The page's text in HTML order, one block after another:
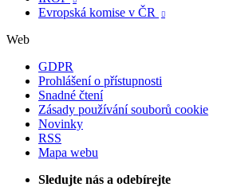
Evropská komise v ČR 
Web
GDPR
Prohlášení o přístupnosti
Snadné čtení
Zásady používání souborů cookie
Novinky
RSS
Mapa webu
Sledujte nás a odebírejte